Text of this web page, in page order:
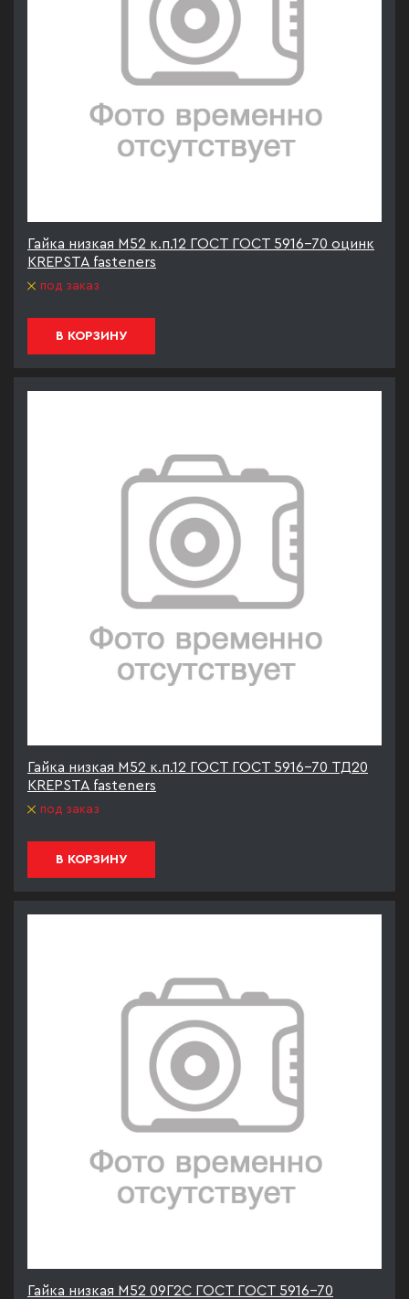
Гайка низкая М52 к.п.12 ГОСТ ГОСТ 5916-70 оцинк
KREPSTA fasteners
под заказ
В КОРЗИНУ
Гайка низкая М52 к.п.12 ГОСТ ГОСТ 5916-70 ТД20
KREPSTA fasteners
под заказ
В КОРЗИНУ
Гайка низкая М52 09Г2С ГОСТ ГОСТ 5916-70